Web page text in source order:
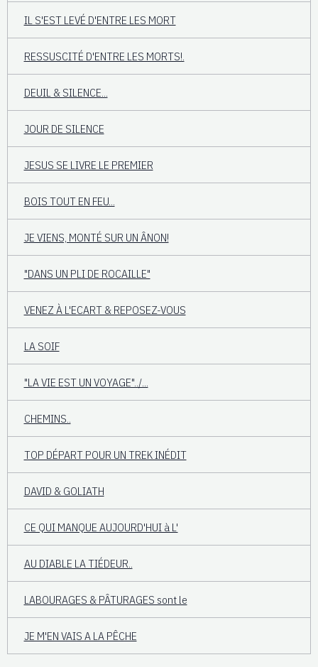
IL S'EST LEVÉ D'ENTRE LES MORT
RESSUSCITÉ D'ENTRE LES MORTS!.
DEUIL & SILENCE...
JOUR DE SILENCE
JESUS SE LIVRE LE PREMIER
BOIS TOUT EN FEU...
JE VIENS, MONTÉ SUR UN ÂNON!
"DANS UN PLI DE ROCAILLE"
VENEZ À L'ECART & REPOSEZ-VOUS
LA SOIF
"LA VIE EST UN VOYAGE"../...
CHEMINS..
TOP DÉPART POUR UN TREK INÉDIT
DAVID & GOLIATH
CE QUI MANQUE AUJOURD'HUI à L'
AU DIABLE LA TIÉDEUR..
LABOURAGES & PÂTURAGES sont le
JE M'EN VAIS A LA PÊCHE